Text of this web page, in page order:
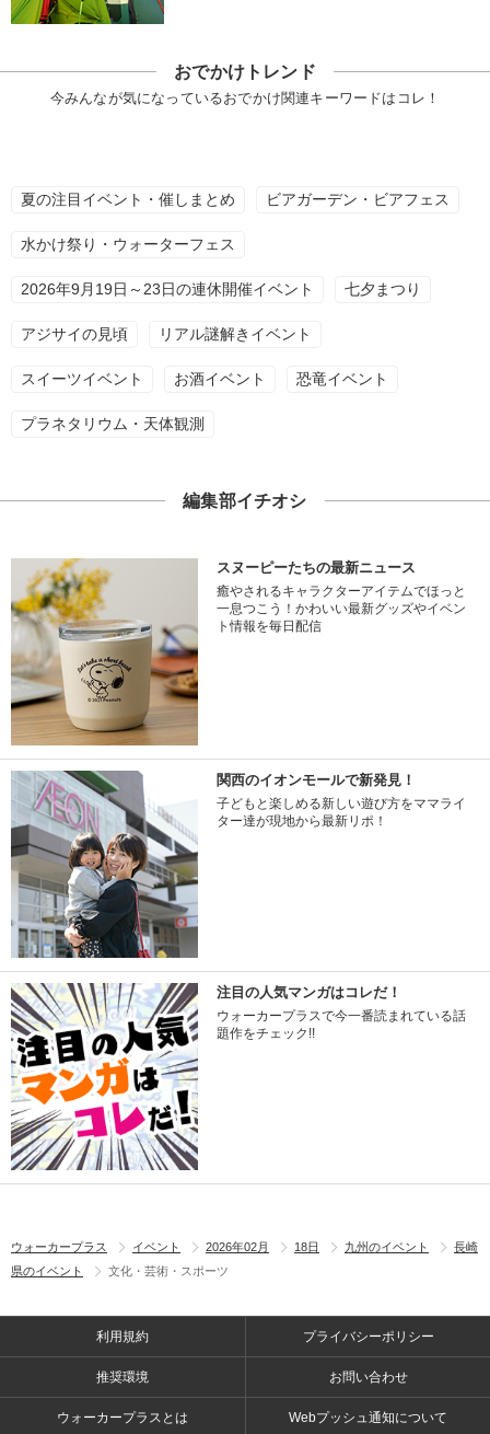
おでかけトレンド
今みんなが気になっているおでかけ関連キーワードはコレ！
夏の注目イベント・催しまとめ ビアガーデン・ビアフェス
水かけ祭り・ウォーターフェス
2026年9月19日～23日の連休開催イベント 七夕まつり
アジサイの見頃 リアル謎解きイベント
スイーツイベント お酒イベント 恐竜イベント
プラネタリウム・天体観測
編集部イチオシ
スヌーピーたちの最新ニュース
癒やされるキャラクターアイテムでほっと
一息つこう！かわいい最新グッズやイベン
ト情報を毎日配信
関西のイオンモールで新発見！
子どもと楽しめる新しい遊び方をママライ
ター達が現地から最新リポ！
注目の人気マンガはコレだ！
ウォーカープラスで今一番読まれている話
題作をチェック!!
ウォーカープラス イベント 2026年02月 18日 九州のイベント
長崎
県のイベント
文化・芸術・スポーツ
利用規約 プライバシーポリシー
推奨環境 お問い合わせ
ウォーカープラスとは Webプッシュ通知について